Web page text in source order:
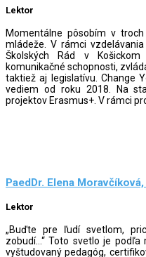
Lektor
Momentálne pôsobím v
mládeže. V rámci
Školských Rád v
komunikačné schopnosti,
taktiež aj legislatívu. Change
vediem od roku 2018. Na
projektov Erasmus+. V rámci
PaedDr. Elena
Lektor
„Buďte pre ľudí svetlom,
zobudí…“ Toto svetlo je
vyštudovaný pedagóg,